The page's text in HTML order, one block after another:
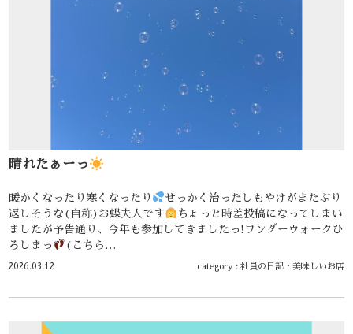
晴れたぁーっ
暖かくなったり寒くなったり
せっかく治ったしもやけがまたぶり
返しそうな(自称)お蝶夫人です
ちょっと時差投稿になってしまい
ましたが予告通り、今年も参加してきましたっ!ワンダーウォークひ
ろしまっ
(こちら…
2026.03.12 category : 社員の日記・ 美味しいお店